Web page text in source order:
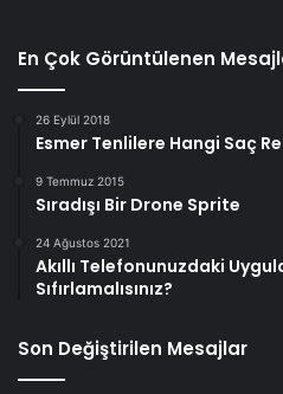
En Çok Görüntülenen
26 Eylül 2018
Esmer Tenlilere Hangi Saç
9 Temmuz 2015
Sıradışı Bir Drone Sprite
24 Ağustos 2021
Akıllı Telefonunuzdaki
Sıfırlamalısınız?
Son Değiştirilen Mesajlar